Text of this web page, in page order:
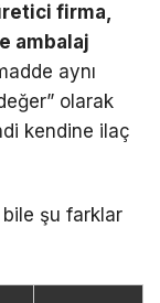
firma,
ambalaj
aynı
olarak
kendine ilaç
şu farklar